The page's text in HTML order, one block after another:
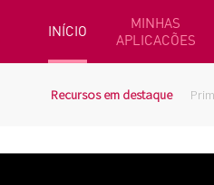
INÍCIO
MINHAS
APLICACÕES
Recursos em destaque